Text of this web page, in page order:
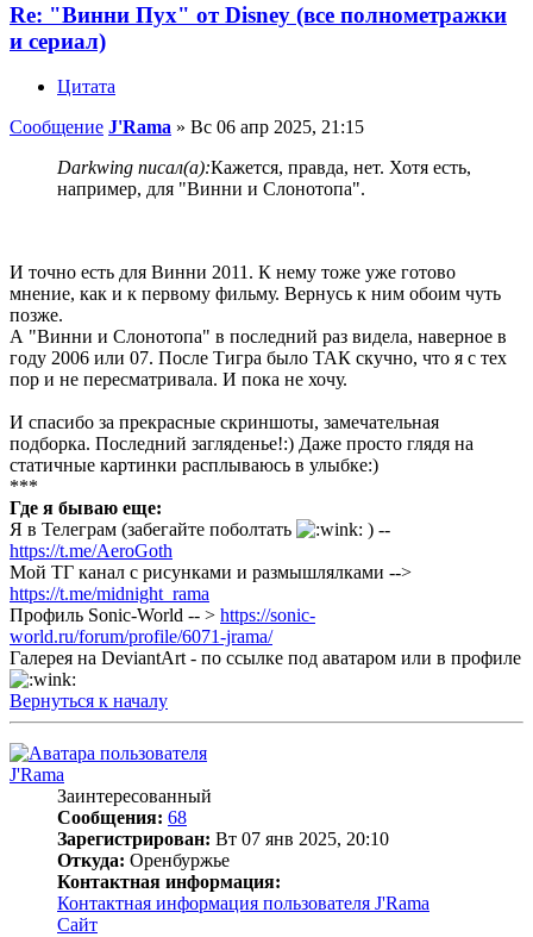
Re: "Винни Пух" от Disney (все полнометражки
и сериал)
Цитата
Сообщение J'Rama » Вс 06 апр 2025, 21:15
Darkwing писал(а):Кажется, правда, нет. Хотя есть,
например, для "Винни и Слонотопа".
И точно есть для Винни 2011. К нему тоже уже готово
мнение, как и к первому фильму. Вернусь к ним обоим чуть
позже.
А "Винни и Слонотопа" в последний раз видела, наверное в
году 2006 или 07. После Тигра было ТАК скучно, что я с тех
пор и не пересматривала. И пока не хочу.
И спасибо за прекрасные скриншоты, замечательная
подборка. Последний загляденье!:) Даже просто глядя на
статичные картинки расплываюсь в улыбке:)
***
Где я бываю еще:
Я в Телеграм (забегайте поболтать
) --
https://t.me/AeroGoth
Мой ТГ канал с рисунками и размышлялками -->
https://t.me/midnight_rama
Профиль Sonic-World -- > https://sonic-
world.ru/forum/profile/6071-jrama/
Галерея на DeviantArt - по ссылке под аватаром или в профиле
Вернуться к началу
J'Rama
Заинтересованный
Сообщения: 68
Зарегистрирован: Вт 07 янв 2025, 20:10
Откуда: Оренбуржье
Контактная информация:
Контактная информация пользователя J'Rama
Сайт